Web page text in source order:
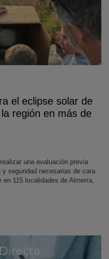
el eclipse solar de
región en más de
una evaluación previa
seguridad necesarias de cara
115 localidades de Almería,